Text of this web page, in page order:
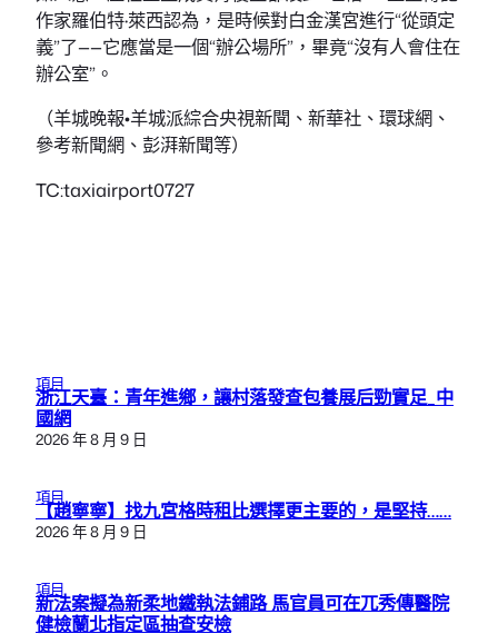
作家羅伯特·萊西認為，是時候對白金漢宮進行“從頭定
義”了——它應當是一個“辦公場所”，畢竟“沒有人會住在
辦公室”。
（羊城晚報•羊城派綜合央視新聞、新華社、環球網、
參考新聞網、彭湃新聞等）
TC:taxiairport0727
項目
浙江天臺：青年進鄉，讓村落發查包養展后勁實足_中
國網
2026 年 8 月 9 日
項目
【趙寧寧】找九宮格時租比選擇更主要的，是堅持……
2026 年 8 月 9 日
項目
新法案擬為新柔地鐵執法鋪路 馬官員可在兀秀傳醫院
健檢蘭北指定區抽查安檢